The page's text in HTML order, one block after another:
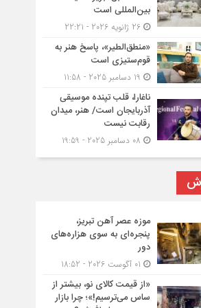
بین‌المللی است
«منطق‌الطیر»، پاسخ هنر به
قوم‌ستیزی است
ناغارا، قلب تپنده موسیقی
آذربایجان است/ هنر، میدان
رقابت نیست
موزه عصر آهن تبریز،
پنجره‌ای به سوی هزاره‌های
دور
«از قیمت کالای نو، بیشتر از
ساس می‌ترسیم!»؛ چرا بازار